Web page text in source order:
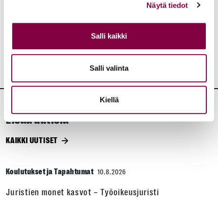
Näytä tiedot
Salli kaikki
Salli valinta
Kiellä
JAA:
Lisää uutisia
KAIKKI UUTISET
Koulutukset ja Tapahtumat 10.8.2026
Juristien monet kasvot – Työoikeusjuristi